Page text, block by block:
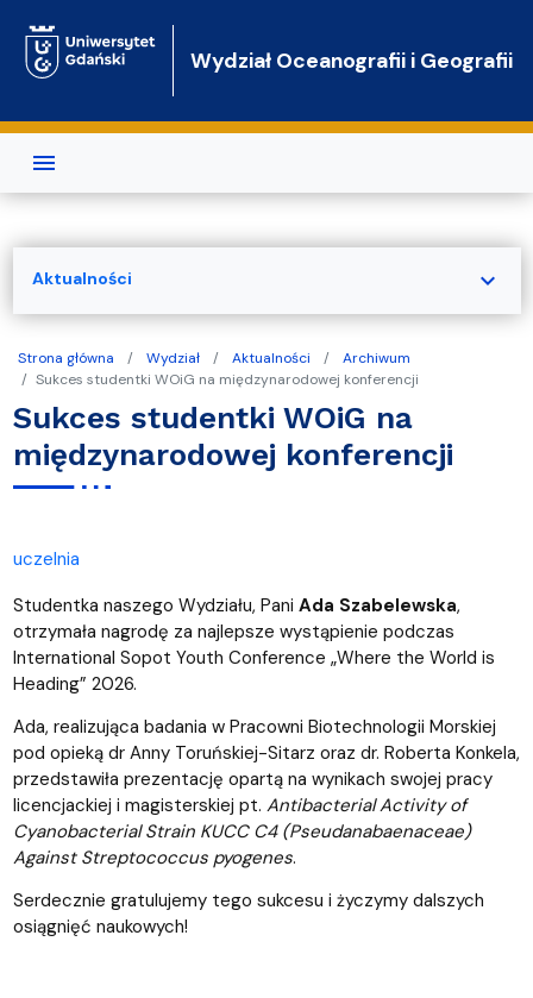
Wydział Oceanografii i Geografii
Strona główna Wydział Aktualności
Archiwum
Sukces studentki WOiG na międzynarodowej konferencji
Sukces studentki WOiG na
międzynarodowej konferencji
uczelnia
Studentka naszego Wydziału, Pani Ada Szabelewska,
otrzymała nagrodę za najlepsze wystąpienie podczas
International Sopot Youth Conference „Where the World is
Heading” 2026.
Ada, realizująca badania w Pracowni Biotechnologii Morskiej
pod opieką dr Anny Toruńskiej-Sitarz oraz dr. Roberta Konkela,
przedstawiła prezentację opartą na wynikach swojej pracy
licencjackiej i magisterskiej pt. Antibacterial Activity of
Cyanobacterial Strain KUCC C4 (Pseudanabaenaceae)
Against Streptococcus pyogenes.
Serdecznie gratulujemy tego sukcesu i życzymy dalszych
osiągnięć naukowych!
Aktualności expand_more